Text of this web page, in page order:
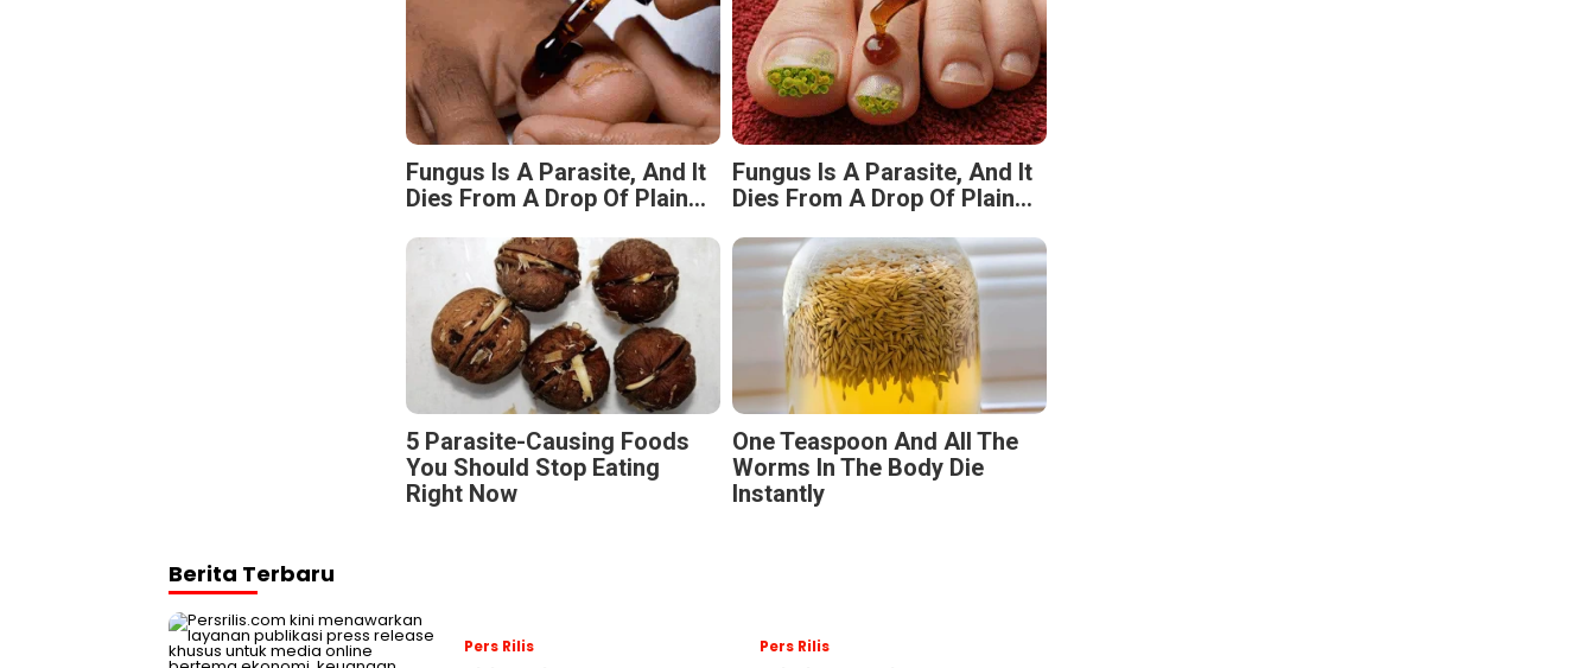
Fungus Is A Parasite, And It
Dies From A Drop Of Plain...
Fungus Is A Parasite, And It
Dies From A Drop Of Plain...
5 Parasite-Causing Foods
You Should Stop Eating
Right Now
One Teaspoon And All The
Worms In The Body Die
Instantly
Berita Terbaru
Pers Rilis Pers Rilis